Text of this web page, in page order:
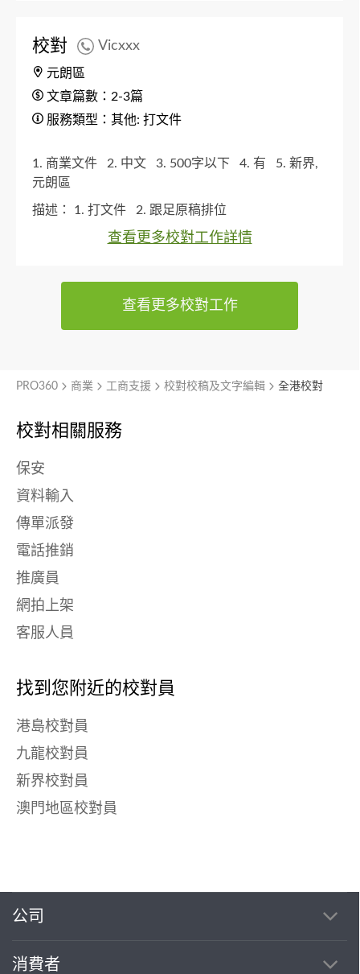
校對 Vicxxx
元朗區
文章篇數：2-3篇
服務類型：其他: 打文件
1. 商業文件 2. 中文 3. 500字以下 4. 有
5. 新界,
元朗區
描述： 1. 打文件 2. 跟足原稿排位
查看更多校對工作詳情
查看更多校對工作
校對相關服務
保安
資料輸入
傳單派發
電話推銷
推廣員
網拍上架
客服人員
找到您附近的校對員
港島校對員
九龍校對員
新界校對員
澳門地區校對員
PRO360 商業 工商支援 校對校稿及文字編輯 全港校對
公司
消費者